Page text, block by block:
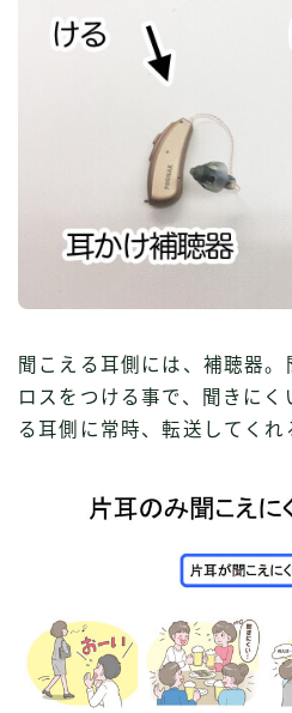
聞こえる耳側には、補聴器
ロスをつける事で、聞きにく
る耳側に常時、転送してくれ